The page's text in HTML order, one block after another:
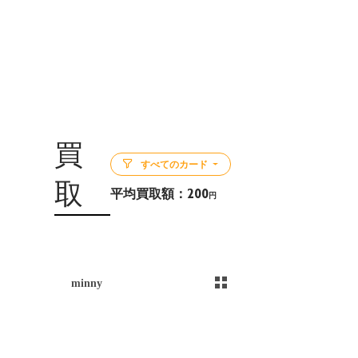
買
取
すべてのカード
平均買取額： 200円
minny